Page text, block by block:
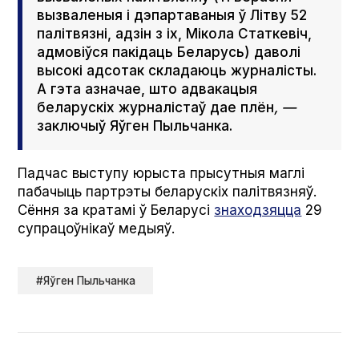
вызваленыя і дэпартаваныя ў Літву 52
палітвязні, адзін з іх, Мікола Статкевіч,
адмовіўся пакідаць Беларусь) даволі
высокі адсотак складаюць журналісты.
А гэта азначае, што адвакацыя
беларускіх журналістаў дае плён, —
заключыў Яўген Пыльчанка.
Падчас выступу юрыста прысутныя маглі
пабачыць партрэты беларускіх палітвязняў.
Сёння за кратамі ў Беларусі знаходзяцца 29
супрацоўнікаў медыяў.
#Яўген Пыльчанка